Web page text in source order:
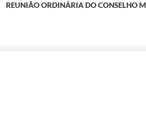
REUNIÃO ORDINÁRIA DO CONSELHO